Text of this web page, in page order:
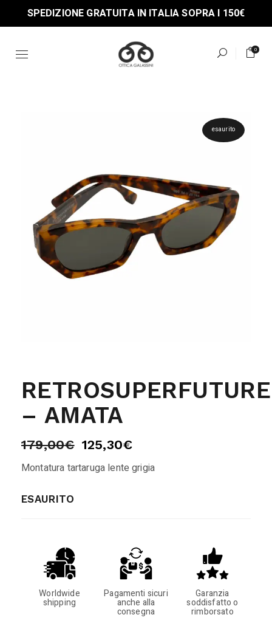
the
SPEDIZIONE GRATUITA IN ITALIA SOPRA I 150€
0
esaurito
RETROSUPERFUTURE
– AMATA
179,00€ 125,30€
Montatura tartaruga lente grigia
ESAURITO
Worldwide
shipping
Pagamenti sicuri
anche alla
consegna
Garanzia
soddisfatto o
rimborsato